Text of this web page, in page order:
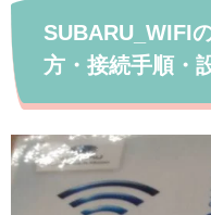
SUBARU_WIFI
方・接続手順・